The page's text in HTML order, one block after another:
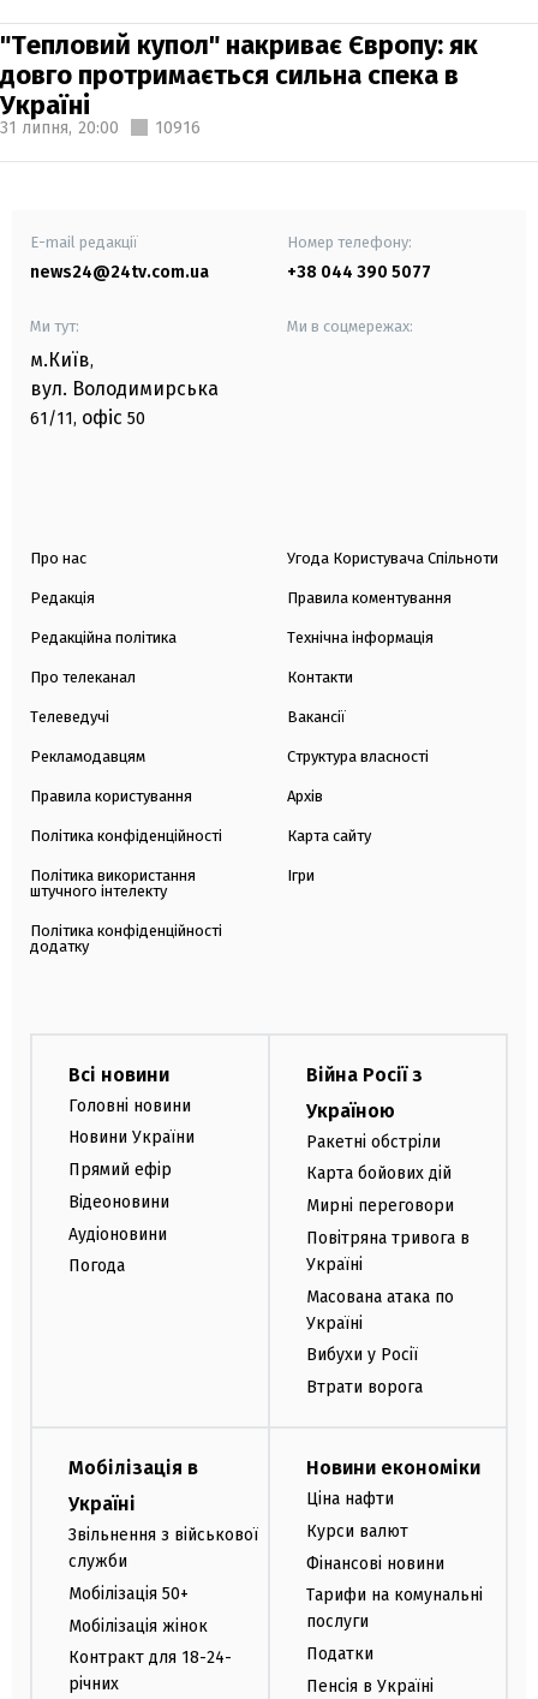
"Тепловий купол" накриває Європу: як
довго протримається сильна спека в
Україні
31 липня, 20:00 10916
E-mail редакції
news24@24tv.com.ua
Номер телефону:
+38 044 390 5077
Ми тут:
м.Київ,
вул. Володимирська
61/11, офіс 50
Ми в соцмережах:
Про нас
Редакція
Редакційна політика
Про телеканал
Телеведучі
Рекламодавцям
Правила користування
Політика конфіденційності
Політика використання
штучного інтелекту
Політика конфіденційності
додатку
Угода Користувача Спільноти
Правила коментування
Технічна інформація
Контакти
Вакансії
Структура власності
Архів
Карта сайту
Ігри
Всі новини
Головні новини
Новини України
Прямий ефір
Відеоновини
Аудіоновини
Погода
Війна Росії з
Україною
Ракетні обстріли
Карта бойових дій
Мирні переговори
Повітряна тривога в
Україні
Масована атака по
Україні
Вибухи у Росії
Втрати ворога
Мобілізація в
Україні
Звільнення з військової
служби
Мобілізація 50+
Мобілізація жінок
Контракт для 18-24-
річних
Новини економіки
Ціна нафти
Курси валют
Фінансові новини
Тарифи на комунальні
послуги
Податки
Пенсія в Україні